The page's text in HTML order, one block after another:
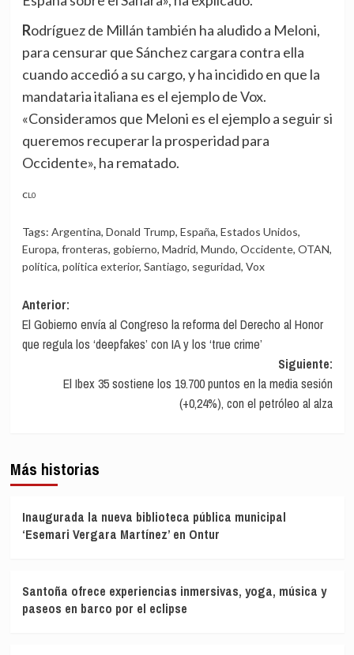
Rodríguez de Millán también ha aludido a Meloni,
para censurar que Sánchez cargara contra ella
cuando accedió a su cargo, y ha incidido en que la
mandataria italiana es el ejemplo de Vox.
«Consideramos que Meloni es el ejemplo a seguir si
queremos recuperar la prosperidad para
Occidente», ha rematado.
CL0
Tags: Argentina, Donald Trump, España, Estados Unidos,
Europa, fronteras, gobierno, Madrid, Mundo, Occidente, OTAN,
política, política exterior, Santiago, seguridad, Vox
Navegación
de
entradas
Anterior:
El Gobierno envía al Congreso la reforma del Derecho al Honor
que regula los ‘deepfakes’ con IA y los ‘true crime’
Siguiente:
El Ibex 35 sostiene los 19.700 puntos en la media sesión
(+0,24%), con el petróleo al alza
Más historias
Inaugurada la nueva biblioteca pública municipal
‘Esemari Vergara Martínez’ en Ontur
Santoña ofrece experiencias inmersivas, yoga, música y
paseos en barco por el eclipse